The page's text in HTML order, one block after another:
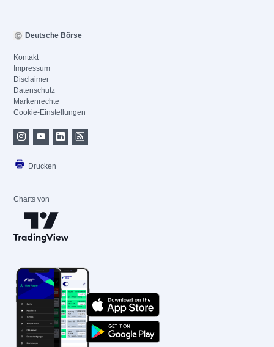
Deutsche Börse
Kontakt
Impressum
Disclaimer
Datenschutz
Markenrechte
Cookie-Einstellungen
Drucken
Charts von